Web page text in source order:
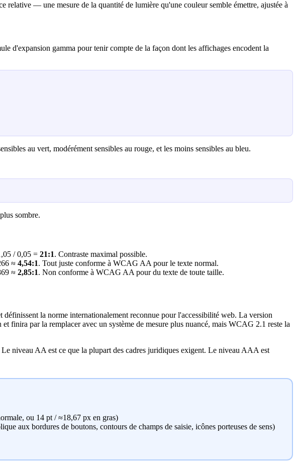
— une mesure de la quantité de lumière qu'une couleur semble émettre, ajustée à
d'expansion gamma pour tenir compte de la façon dont les affichages encodent la
au vert, modérément sensibles au rouge, et les moins sensibles au bleu.
sombre.
/ 0,05 = 21:1. Contraste maximal possible.
≈ 4,54:1. Tout juste conforme à WCAG AA pour le texte normal.
≈ 2,85:1. Non conforme à WCAG AA pour du texte de toute taille.
la norme internationalement reconnue pour l'accessibilité web. La version
finira par la remplacer avec un système de mesure plus nuancé, mais WCAG 2.1 reste la
niveau AA est ce que la plupart des cadres juridiques exigent. Le niveau AAA est
ou 14 pt / ≈18,67 px en gras)
aux bordures de boutons, contours de champs de saisie, icônes porteuses de sens)